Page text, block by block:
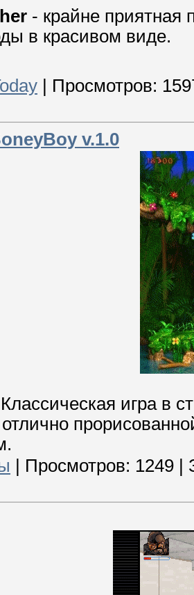
- крайне приятная
в красивом виде.
Просмотров:
v.1.0
игра в
отлично
| Просмотров: 1249 |